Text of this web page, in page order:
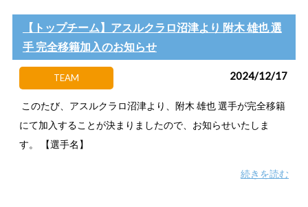
【トップチーム】アスルクラロ沼津より 附木 雄也 選
手 完全移籍加入のお知らせ
TEAM 2024/12/17
このたび、アスルクラロ沼津より、附木 雄也 選手が完全移籍
にて加入することが決まりましたので、お知らせいたしま
す。 【選手名】
続きを読む